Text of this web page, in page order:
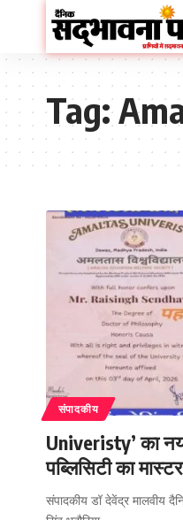
Tag:
संपादकीय
Univeristy’ का
पब्लिसिटी का
संपादकीय डॉ देवेंद्र मालवीय